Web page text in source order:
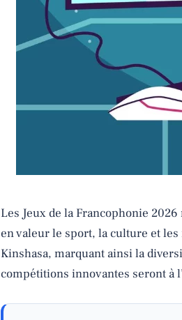
Les Jeux de la Francophonie
en valeur le sport, la culture et
Kinshasa, marquant ainsi la
compétitions innovantes seront à